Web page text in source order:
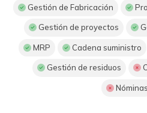
Gestión de Fabricación
Gestión de proyectos
MRP Cadena suministro
Gestión de residuos
Nóminas